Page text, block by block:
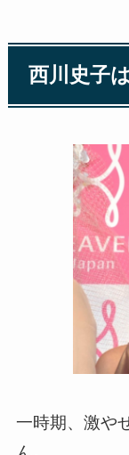
西川史子
一時期、激や